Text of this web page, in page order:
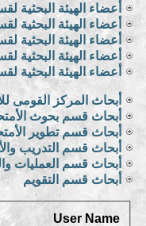
أعضاء الهيئة البحثية
أعضاء الهيئة البحثية
أعضاء الهيئة البحثية
أعضاء الهيئة البحثية
أعضاء الهيئة البحثية
أبحاث المركز القومى
أبحاث قسم بحوث
أبحاث قسم تطوير
أبحاث قسم التدريب
أبحاث قسم العمليات
أبحاث قسم التقويم
User Name